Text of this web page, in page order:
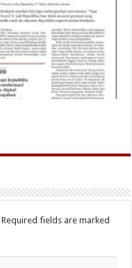
Required fields are marked